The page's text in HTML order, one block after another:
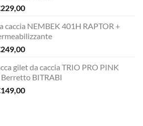
229,00Il
attuale
è:
€229,00.
caccia NEMBEK 401H RAPTOR +
249,00Il
attuale
è:
€249,00.
gilet da caccia TRIO PRO PINK
BITRABI
149,00Il